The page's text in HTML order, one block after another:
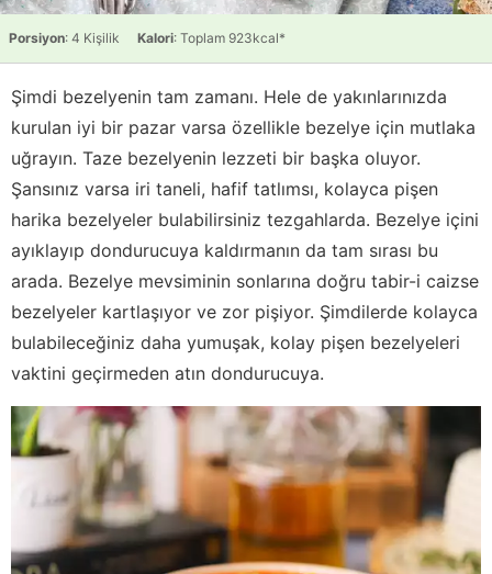
Porsiyon: 4 Kişilik Kalori: Toplam 923kcal*
Şimdi bezelyenin tam zamanı. Hele de yakınlarınızda
kurulan iyi bir pazar varsa özellikle bezelye için mutlaka
uğrayın. Taze bezelyenin lezzeti bir başka oluyor.
Şansınız varsa iri taneli, hafif tatlımsı, kolayca pişen
harika bezelyeler bulabilirsiniz tezgahlarda. Bezelye içini
ayıklayıp dondurucuya kaldırmanın da tam sırası bu
arada. Bezelye mevsiminin sonlarına doğru tabir-i caizse
bezelyeler kartlaşıyor ve zor pişiyor. Şimdilerde kolayca
bulabileceğiniz daha yumuşak, kolay pişen bezelyeleri
vaktini geçirmeden atın dondurucuya.